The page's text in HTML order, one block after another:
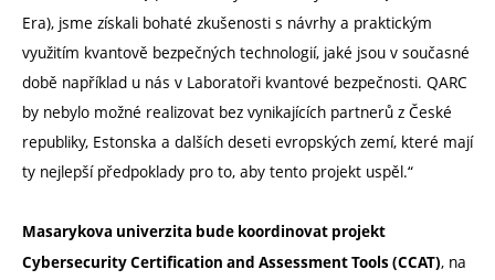
Era), jsme získali bohaté zkušenosti s návrhy a praktickým
využitím kvantově bezpečných technologií, jaké jsou v současné
době například u nás v Laboratoři kvantové bezpečnosti. QARC
by nebylo možné realizovat bez vynikajících partnerů z České
republiky, Estonska a dalších deseti evropských zemí, které mají
ty nejlepší předpoklady pro to, aby tento projekt uspěl.“
Masarykova univerzita bude koordinovat projekt
Cybersecurity Certification and Assessment Tools (CCAT), na